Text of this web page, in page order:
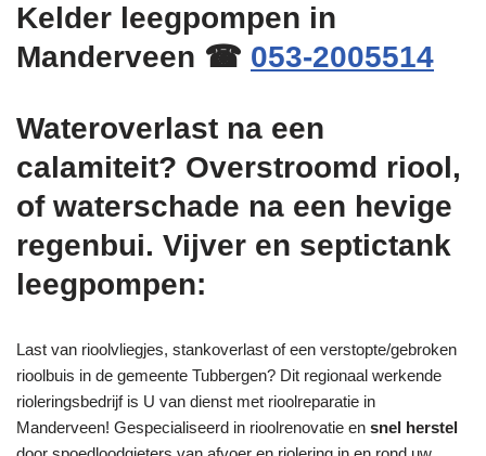
Kelder leegpompen in
Manderveen ☎ 053-2005514
Wateroverlast na een
calamiteit? Overstroomd riool,
of waterschade na een hevige
regenbui. Vijver en septictank
leegpompen:
Last van rioolvliegjes, stankoverlast of een verstopte/gebroken
rioolbuis in de gemeente Tubbergen? Dit regionaal werkende
rioleringsbedrijf is U van dienst met rioolreparatie in
Manderveen! Gespecialiseerd in rioolrenovatie en snel herstel